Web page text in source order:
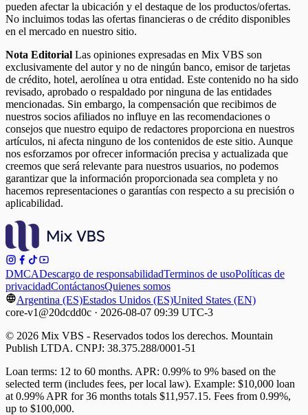
pueden afectar la ubicación y el destaque de los productos/ofertas.
No incluimos todas las ofertas financieras o de crédito disponibles
en el mercado en nuestro sitio.
Nota Editorial Las opiniones expresadas en Mix VBS son
exclusivamente del autor y no de ningún banco, emisor de tarjetas
de crédito, hotel, aerolínea u otra entidad. Este contenido no ha sido
revisado, aprobado o respaldado por ninguna de las entidades
mencionadas. Sin embargo, la compensación que recibimos de
nuestros socios afiliados no influye en las recomendaciones o
consejos que nuestro equipo de redactores proporciona en nuestros
artículos, ni afecta ninguno de los contenidos de este sitio. Aunque
nos esforzamos por ofrecer información precisa y actualizada que
creemos que será relevante para nuestros usuarios, no podemos
garantizar que la información proporcionada sea completa y no
hacemos representaciones o garantías con respecto a su precisión o
aplicabilidad.
DMCADescargo de responsabilidadTerminos de usoPolíticas de
privacidadContáctanosQuienes somos
Argentina (ES)Estados Unidos (ES)United States (EN)
core-v1@20dcdd0c · 2026-08-07 09:39 UTC-3
© 2026 Mix VBS - Reservados todos los derechos. Mountain
Publish LTDA. CNPJ: 38.375.288/0001-51
Loan terms: 12 to 60 months. APR: 0.99% to 9% based on the
selected term (includes fees, per local law). Example: $10,000 loan
at 0.99% APR for 36 months totals $11,957.15. Fees from 0.99%,
up to $100,000.